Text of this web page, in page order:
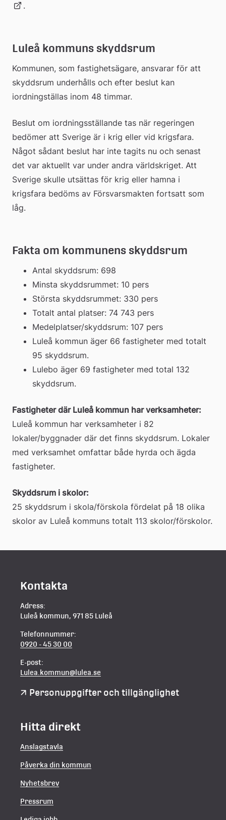
.
Luleå kommuns skyddsrum
Kommunen, som fastighetsägare, ansvarar för att
skyddsrum underhålls och efter beslut kan
iordningställas inom 48 timmar.
Beslut om iordningsställande tas när regeringen
bedömer att Sverige är i krig eller vid krigsfara.
Något sådant beslut har inte tagits nu och senast
det var aktuellt var under andra världskriget. Att
Sverige skulle utsättas för krig eller hamna i
krigsfara bedöms av Försvarsmakten fortsatt som
låg.
Fakta om kommunens skyddsrum
Antal skyddsrum: 698
Minsta skyddsrummet: 10 pers
Största skyddsrummet: 330 pers
Totalt antal platser: 74 743 pers
Medelplatser/skyddsrum: 107 pers
Luleå kommun äger 66 fastigheter med totalt
95 skyddsrum.
Lulebo äger 69 fastigheter med total 132
skyddsrum.
Fastigheter där Luleå kommun har verksamheter:
Luleå kommun har verksamheter i 82
lokaler/byggnader där det finns skyddsrum. Lokaler
med verksamhet omfattar både hyrda och ägda
fastigheter.
Skyddsrum i skolor:
25 skyddsrum i skola/förskola fördelat på 18 olika
skolor av Luleå kommuns totalt 113 skolor/förskolor.
Kontakta
Adress:
Luleå kommun, 971 85 Luleå
Telefonnummer:
0920 - 45 30 00
E-post:
Lulea.kommun@lulea.se
Personuppgifter och tillgänglighet
Hitta direkt
Anslagstavla
Påverka din kommun
Nyhetsbrev
Pressrum